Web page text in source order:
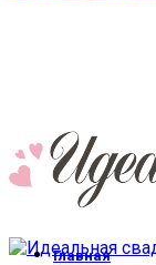
Главная